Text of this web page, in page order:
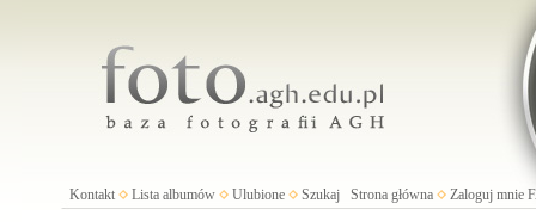
Kontakt Lista albumów Ulubione Szukaj Strona główna Zaloguj mnie